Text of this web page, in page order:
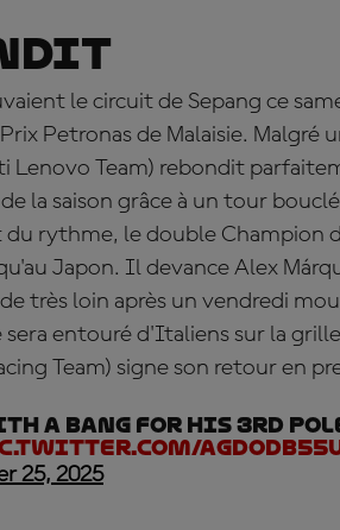
le circuit de Sepang ce
Petronas de Malaisie. Malgré
Lenovo Team) rebondit
la saison grâce à un tour
rythme, le double Champion
Japon. Il devance Alex
très loin après un vendredi
entouré d'Italiens sur la
Team) signe son retour en
A BANG for his 3rd
25, 2025